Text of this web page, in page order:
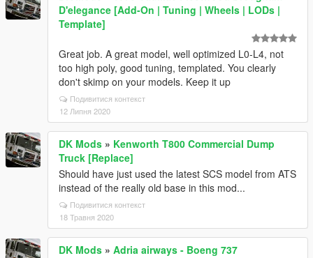
D'elegance [Add-On | Tuning | Wheels | LODs |
Template]
Great job. A great model, well optimized L0-L4, not
too high poly, good tuning, templated. You clearly
don't skimp on your models. Keep it up
Подивитися контекст
12 Липня 2020
DK Mods » Kenworth T800 Commercial Dump
Truck [Replace]
Should have just used the latest SCS model from ATS
instead of the really old base in this mod...
Подивитися контекст
18 Травня 2020
DK Mods » Adria airways - Boeng 737